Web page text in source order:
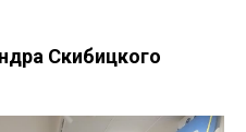
Скибицкого